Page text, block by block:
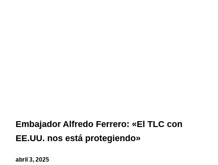
Embajador Alfredo Ferrero: «El TLC con
EE.UU. nos está protegiendo»
abril 3, 2025